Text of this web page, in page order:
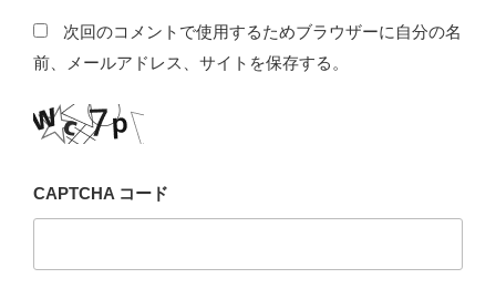
次回のコメントで使用するためブラウザーに自分の名
前、メールアドレス、サイトを保存する。
CAPTCHA コード